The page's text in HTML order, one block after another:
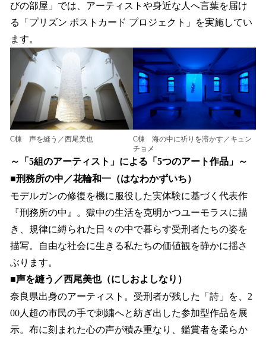
びの部屋」では、アーティストや身近な人へ言葉を届け
る「プリズン ポストカード プロジェクト」を実施してい
ます。
C棟 声を縫う／西尾美也
C棟 海の中に祈りを溶かす／キュン
チョメ
～「5組のアーティスト」による「5つのアート作品」～
■刑務所の中／花輪和一（はなわかずいち）
モデルガンの修復を機に服役した実体験に基づく代表作
『刑務所の中』。獄中の生活を克明かつユーモラスに描
き、規律に縛られた日々の中で暮らす受刑者たちの姿を
描写。自由な社会に生きる私たちの価値観を静かに揺さ
ぶります。
■声を縫う／西尾美也（にしおよしなり）
奈良県出身のアーティスト。受刑者が残した「詩」を、2
00人超の市民の手で刺繍へと紡ぎ出した参加型作品を展
示。布に刻まれた心の声が積み重なり、鑑賞者を柔らか